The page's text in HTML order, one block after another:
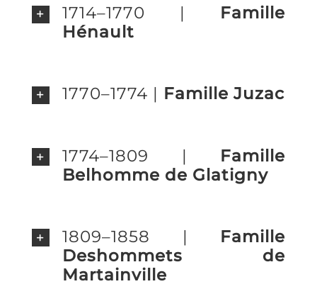
1714–1770 | Famille
Hénault
1770–1774 | Famille Juzac
1774–1809 | Famille
Belhomme de Glatigny
1809–1858 | Famille
Deshommets de
Martainville